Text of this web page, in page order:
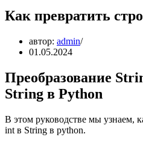
Как превратить
автор: admin
01.05.2024
Преобразование
String в Python
В этом руководстве мы узнаем,
int в String в python.